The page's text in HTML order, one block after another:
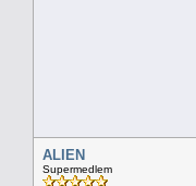
ALIEN
Supermedlem